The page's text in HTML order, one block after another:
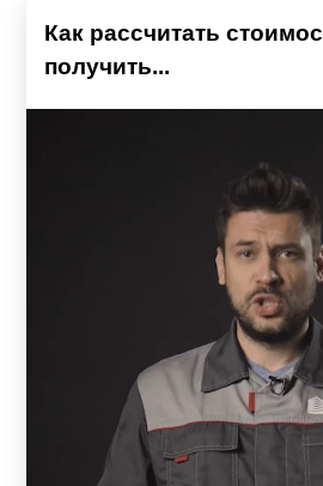
Как рассчитать
получить...